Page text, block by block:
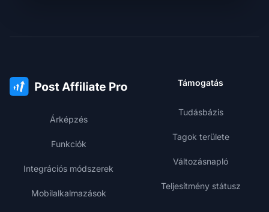
Árképzés
Funkciók
Integrációs módszerek
Mobilalkalmazások
Támogatás
Tudásbázis
Tagok területe
Változásnapló
Teljesítmény státusz